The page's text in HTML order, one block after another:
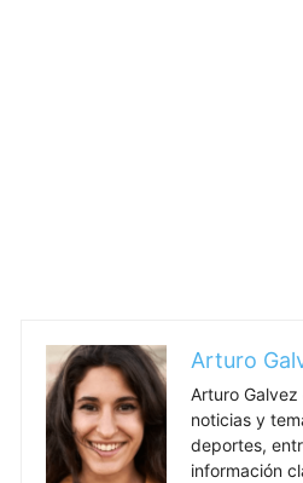
Arturo
Arturo
noticias y
deportes,
información